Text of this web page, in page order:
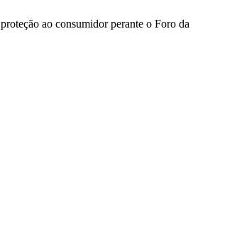
ao consumidor perante o Foro da